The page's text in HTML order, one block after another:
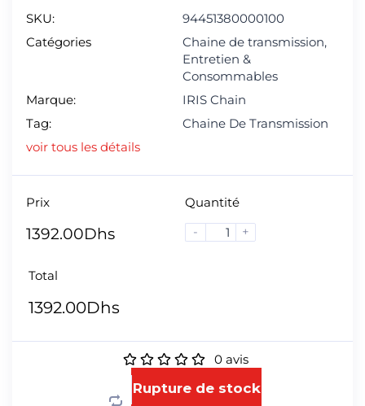
SKU:
94451380000100
Catégories
Chaine de transmission,
Entretien &
Consommables
Marque:
IRIS Chain
Tag:
Chaine De Transmission
voir tous les détails
Prix
1392.00Dhs
Quantité
-
+
Total
1392.00Dhs
0avis
Rupture de stock